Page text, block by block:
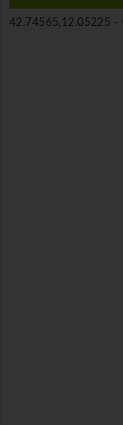
42.74565,12.05225 -